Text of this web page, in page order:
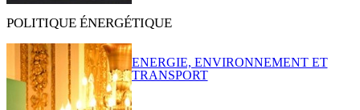
POLITIQUE ÉNERGÉTIQUE
ENERGIE, ENVIRONNEMENT ET
TRANSPORT